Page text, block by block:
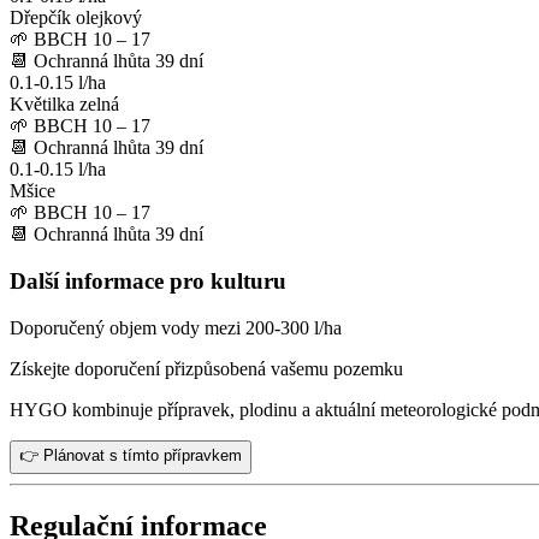
Dřepčík olejkový
🌱 BBCH 10 – 17
📆 Ochranná lhůta 39 dní
0.1-0.15 l/ha
Květilka zelná
🌱 BBCH 10 – 17
📆 Ochranná lhůta 39 dní
0.1-0.15 l/ha
Mšice
🌱 BBCH 10 – 17
📆 Ochranná lhůta 39 dní
Další informace pro kulturu
Doporučený objem vody mezi 200-300 l/ha
Získejte doporučení přizpůsobená vašemu pozemku
HYGO kombinuje přípravek, plodinu a aktuální meteorologické
👉 Plánovat s tímto přípravkem
Regulační informace